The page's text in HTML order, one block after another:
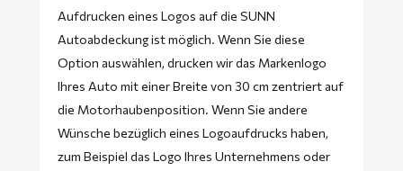
Aufdrucken eines Logos auf die SUNN
Autoabdeckung ist möglich. Wenn Sie diese
Option auswählen, drucken wir das Markenlogo
Ihres Auto mit einer Breite von 30 cm zentriert auf
die Motorhaubenposition. Wenn Sie andere
Wünsche bezüglich eines Logoaufdrucks haben,
zum Beispiel das Logo Ihres Unternehmens oder